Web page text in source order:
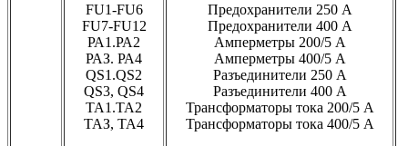
FU1-FU6
FU7-FU12
РА1.РА2
РАЗ. РА4
QS1.QS2
QS3, QS4
ТА1.ТА2
ТАЗ, ТА4
Предохранители 250 А
Предохранители 400 А
Амперметры 200/5 А
Амперметры 400/5 А
Разъединители 250 А
Разъединители 400 А
Трансформаторы тока 200/5 А
Трансформаторы тока 400/5 А